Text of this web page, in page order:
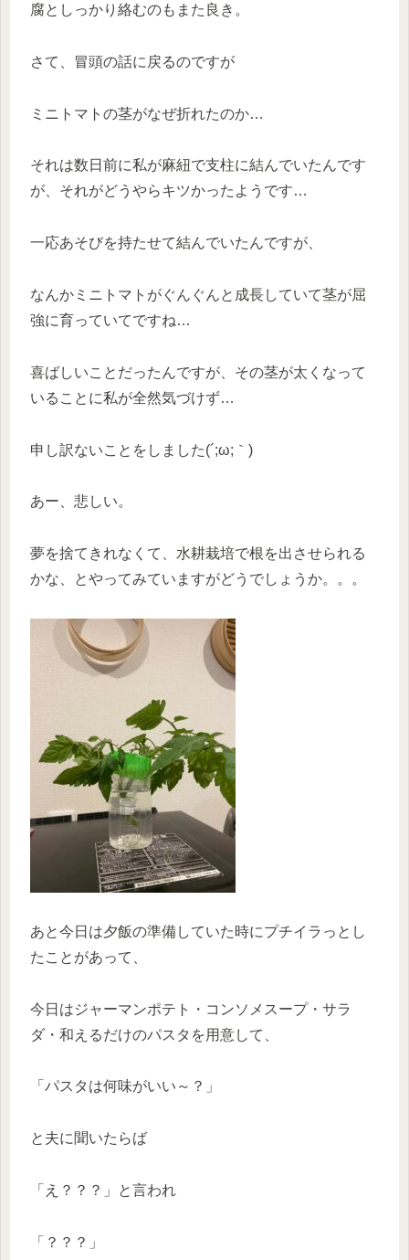
腐としっかり絡むのもまた良き。
さて、冒頭の話に戻るのですが
ミニトマトの茎がなぜ折れたのか…
それは数日前に私が麻紐で支柱に結んでいたんです
が、それがどうやらキツかったようです…
一応あそびを持たせて結んでいたんですが、
なんかミニトマトがぐんぐんと成長していて茎が屈
強に育っていてですね…
喜ばしいことだったんですが、その茎が太くなって
いることに私が全然気づけず…
申し訳ないことをしました(´;ω;｀)
あー、悲しい。
夢を捨てきれなくて、水耕栽培で根を出させられる
かな、とやってみていますがどうでしょうか。。。
あと今日は夕飯の準備していた時にプチイラっとし
たことがあって、
今日はジャーマンポテト・コンソメスープ・サラ
ダ・和えるだけのパスタを用意して、
「パスタは何味がいい～？」
と夫に聞いたらば
「え？？？」と言われ
「？？？」